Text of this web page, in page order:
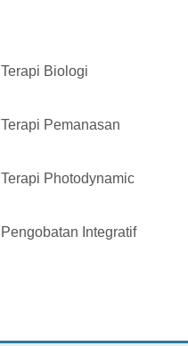
Terapi Biologi
Terapi Pemanasan
Terapi Photodynamic
Pengobatan Integratif